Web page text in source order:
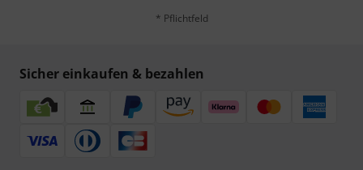
* Pflichtfeld
Sicher einkaufen & bezahlen